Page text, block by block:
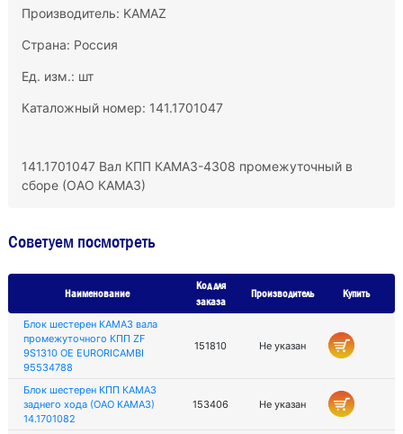
Производитель: KAMAZ
Страна: Россия
Ед. изм.: шт
Каталожный номер: 141.1701047
141.1701047 Вал КПП КАМАЗ-4308 промежуточный в
сборе (ОАО КАМАЗ)
Советуем посмотреть
Наименование
Код для
заказа
Производитель Купить
Блок шестерен КАМАЗ вала
промежуточного КПП ZF
9S1310 OE EURORICAMBI
95534788
151810 Не указан
Блок шестерен КПП КАМАЗ
заднего хода (ОАО КАМАЗ)
14.1701082
153406 Не указан